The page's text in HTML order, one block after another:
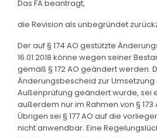
Das FA beantragt,
die Revision als unbegründet
Der auf § 174 AO gestützte
16.01.2018 könne wegen seiner
gemäß § 172 AO geändert werden.
Änderungsbescheid zur
Außenprüfung geändert wurde, sei
außerdem nur im Rahmen von § 173
Übrigen sei § 177 AO auf die
nicht anwendbar. Eine